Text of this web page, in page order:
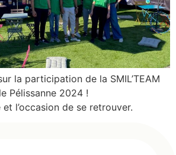
la participation de la SMIL’TEAM
Pélissanne 2024 !
l’occasion de se retrouver.